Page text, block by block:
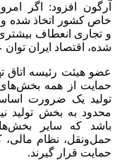
آرگون افزود: اگر
خاص کشور اتخاذ شده و
و تجاری انعطاف
شده، اقتصاد ایران
عضو هیئت رئیسه اتاق
حمایت از همه
تولید یک ضرورت
محدود به بخش تولید
باشد که سایر
حمل‌ونقل، نظام مالی،
حمایت قرار گیرند.